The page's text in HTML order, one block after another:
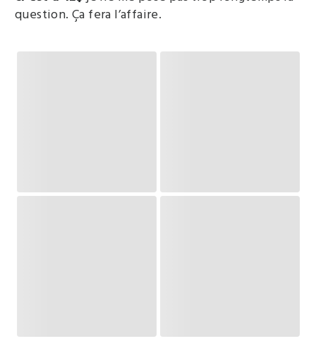
question. Ça fera l’affaire.